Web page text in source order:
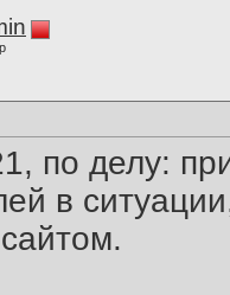
по делу:
в